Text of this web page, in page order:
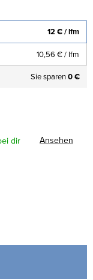
12 €/ lfm
10,56 €/ lfm
Sie sparen0 €
Ansehen